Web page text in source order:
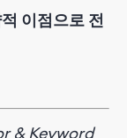
이점으로 전
& Keyword